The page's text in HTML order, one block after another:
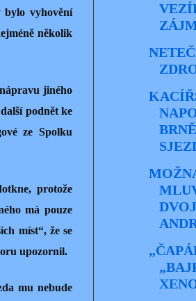
bylo vyhovění
několik
jiného
podnět ke
ze Spolku
protože
má pouze
míst“, že se
upozornil.
mu nebude